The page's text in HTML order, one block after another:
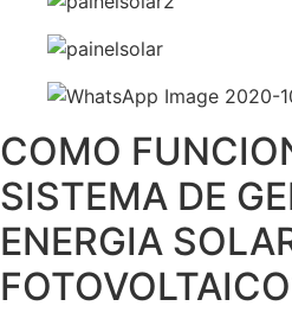
COMO
SISTEMA DE
ENERGIA